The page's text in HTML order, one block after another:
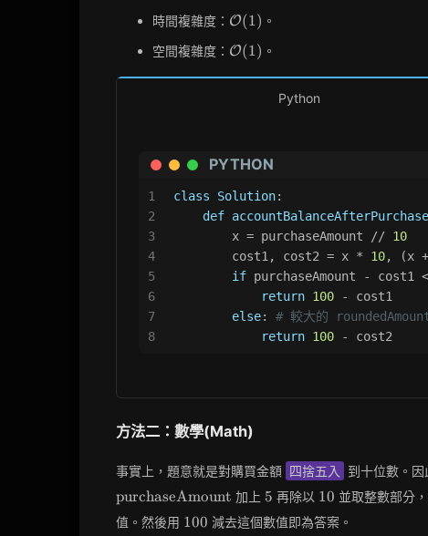
時間複雜度： \mathcal{O}
O(1) 。
空間複雜度： \mathcal{O}
(1)
O(1) 。
Python
PYTHON
1
2
3
4
5
6
7
8
class Solution:
def accountBalanceAfterPurchase
        x = purchaseAmount //
10
        cost1, cost2 = x *
10, (x +
if purchaseAmount - cost1
return 100 - cost1
else: # 較大的
return 100 - cost2
方法二：數學(Math)
事實上，題意就是對購買金額 四捨五入 到十位數。
purchaseAmount 加上 5
5 再除以 10
10 並取整數部分
值。然後用 100
100 減去這個數值即為答案。